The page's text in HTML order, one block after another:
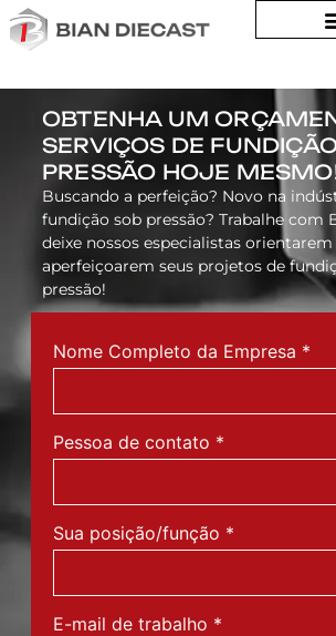
Habitação leve industrial
OBTENHA UM
SERVIÇOS DE
PRESSÃO HOJE
Buscando a perfeição? Novo na
fundição sob pressão? Trabalhe com
deixe nossos especialistas orientarem
aperfeiçoarem seus projetos de
pressão!
Nome Completo da Empresa *
Pessoa de contato *
Sua posição/função *
E-mail de trabalho *